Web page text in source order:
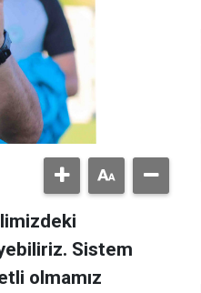
Sistem
olmamız